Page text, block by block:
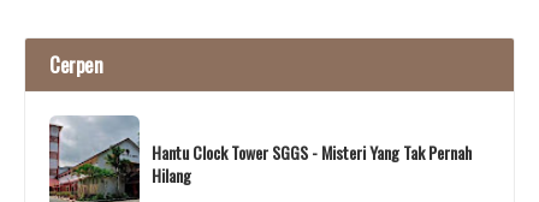
Cerpen
Hantu Clock Tower SGGS - Misteri Yang Tak Pernah
Hilang